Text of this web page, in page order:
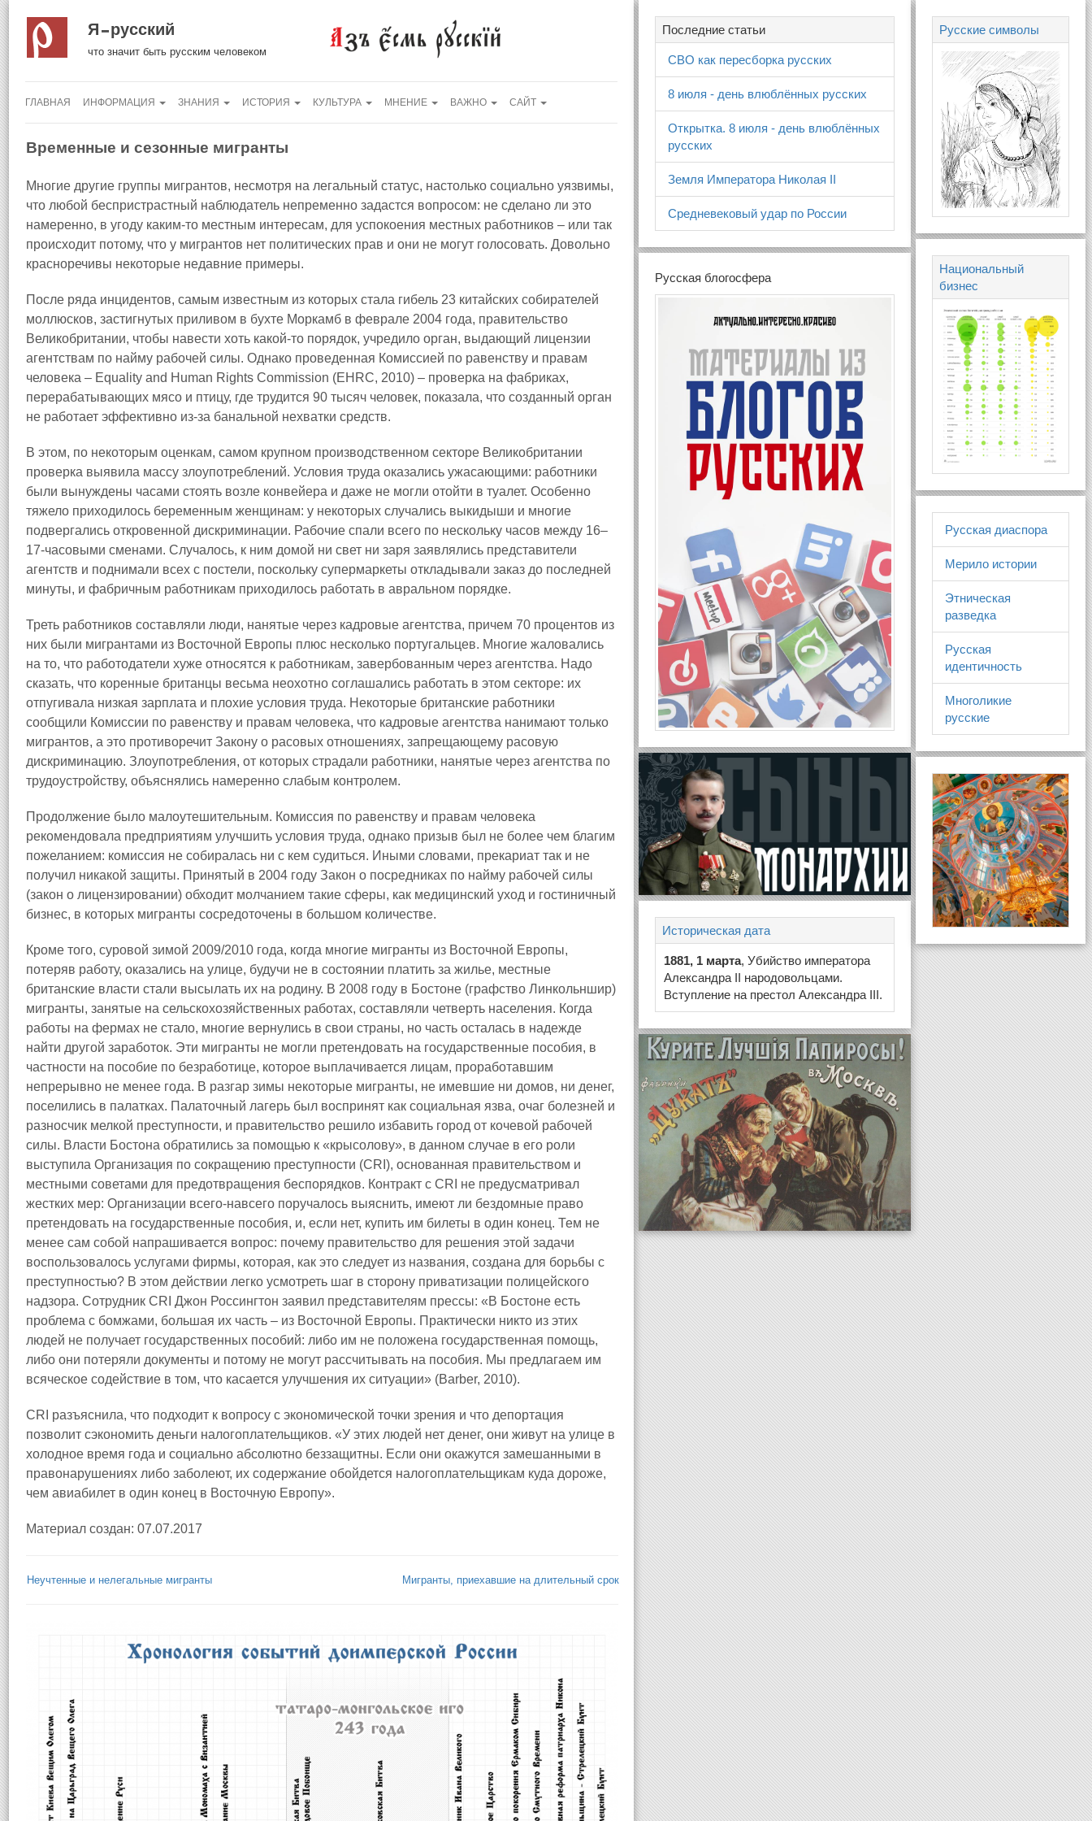
Я русский
что значит быть русским человеком
ГЛАВНАЯ ИНФОРМАЦИЯ ЗНАНИЯ ИСТОРИЯ КУЛЬТУРА МНЕНИЕ ВАЖНО САЙТ
Временные и сезонные мигранты
Многие другие группы мигрантов, несмотря на легальный статус, настолько социально уязвимы,
что любой беспристрастный наблюдатель непременно задастся вопросом: не сделано ли это
намеренно, в угоду каким‑то местным интересам, для успокоения местных работников – или так
происходит потому, что у мигрантов нет политических прав и они не могут голосовать. Довольно
красноречивы некоторые недавние примеры.
После ряда инцидентов, самым известным из которых стала гибель 23 китайских собирателей
моллюсков, застигнутых приливом в бухте Моркамб в феврале 2004 года, правительство
Великобритании, чтобы навести хоть какой‑то порядок, учредило орган, выдающий лицензии
агентствам по найму рабочей силы. Однако проведенная Комиссией по равенству и правам
человека – Equality and Human Rights Commission (EHRC, 2010) – проверка на фабриках,
перерабатывающих мясо и птицу, где трудится 90 тысяч человек, показала, что созданный орган
не работает эффективно из‑за банальной нехватки средств.
В этом, по некоторым оценкам, самом крупном производственном секторе Великобритании
проверка выявила массу злоупотреблений. Условия труда оказались ужасающими: работники
были вынуждены часами стоять возле конвейера и даже не могли отойти в туалет. Особенно
тяжело приходилось беременным женщинам: у некоторых случались выкидыши и многие
подвергались откровенной дискриминации. Рабочие спали всего по нескольку часов между 16–
17‑часовыми сменами. Случалось, к ним домой ни свет ни заря заявлялись представители
агентств и поднимали всех с постели, поскольку супермаркеты откладывали заказ до последней
минуты, и фабричным работникам приходилось работать в авральном порядке.
Треть работников составляли люди, нанятые через кадровые агентства, причем 70 процентов из
них были мигрантами из Восточной Европы плюс несколько португальцев. Многие жаловались
на то, что работодатели хуже относятся к работникам, завербованным через агентства. Надо
сказать, что коренные британцы весьма неохотно соглашались работать в этом секторе: их
отпугивала низкая зарплата и плохие условия труда. Некоторые британские работники
сообщили Комиссии по равенству и правам человека, что кадровые агентства нанимают только
мигрантов, а это противоречит Закону о расовых отношениях, запрещающему расовую
дискриминацию. Злоупотребления, от которых страдали работники, нанятые через агентства по
трудоустройству, объяснялись намеренно слабым контролем.
Продолжение было малоутешительным. Комиссия по равенству и правам человека
рекомендовала предприятиям улучшить условия труда, однако призыв был не более чем благим
пожеланием: комиссия не собиралась ни с кем судиться. Иными словами, прекариат так и не
получил никакой защиты. Принятый в 2004 году Закон о посредниках по найму рабочей силы
(закон о лицензировании) обходит молчанием такие сферы, как медицинский уход и гостиничный
бизнес, в которых мигранты сосредоточены в большом количестве.
Кроме того, суровой зимой 2009/2010 года, когда многие мигранты из Восточной Европы,
потеряв работу, оказались на улице, будучи не в состоянии платить за жилье, местные
британские власти стали высылать их на родину. В 2008 году в Бостоне (графство Линкольншир)
мигранты, занятые на сельскохозяйственных работах, составляли четверть населения. Когда
работы на фермах не стало, многие вернулись в свои страны, но часть осталась в надежде
найти другой заработок. Эти мигранты не могли претендовать на государственные пособия, в
частности на пособие по безработице, которое выплачивается лицам, проработавшим
непрерывно не менее года. В разгар зимы некоторые мигранты, не имевшие ни домов, ни денег,
поселились в палатках. Палаточный лагерь был воспринят как социальная язва, очаг болезней и
разносчик мелкой преступности, и правительство решило избавить город от кочевой рабочей
силы. Власти Бостона обратились за помощью к «крысолову», в данном случае в его роли
выступила Организация по сокращению преступности (CRI), основанная правительством и
местными советами для предотвращения беспорядков. Контракт с CRI не предусматривал
жестких мер: Организации всего‑навсего поручалось выяснить, имеют ли бездомные право
претендовать на государственные пособия, и, если нет, купить им билеты в один конец. Тем не
менее сам собой напрашивается вопрос: почему правительство для решения этой задачи
воспользовалось услугами фирмы, которая, как это следует из названия, создана для борьбы с
преступностью? В этом действии легко усмотреть шаг в сторону приватизации полицейского
надзора. Сотрудник CRI Джон Россингтон заявил представителям прессы: «В Бостоне есть
проблема с бомжами, большая их часть – из Восточной Европы. Практически никто из этих
людей не получает государственных пособий: либо им не положена государственная помощь,
либо они потеряли документы и потому не могут рассчитывать на пособия. Мы предлагаем им
всяческое содействие в том, что касается улучшения их ситуации» (Barber, 2010).
CRI разъяснила, что подходит к вопросу с экономической точки зрения и что депортация
позволит сэкономить деньги налогоплательщиков. «У этих людей нет денег, они живут на улице в
холодное время года и социально абсолютно беззащитны. Если они окажутся замешанными в
правонарушениях либо заболеют, их содержание обойдется налогоплательщикам куда дороже,
чем авиабилет в один конец в Восточную Европу».
Материал создан: 07.07.2017
Неучтенные и нелегальные мигранты Мигранты, приехавшие на длительный срок
Последние статьи
СВО как пересборка русских
8 июля - день влюблённых русских
Открытка. 8 июля - день влюблённых
русских
Земля Императора Николая II
Средневековый удар по России
Русская блогосфера
Историческая дата
1881, 1 марта, Убийство императора
Александра II народовольцами.
Вступление на престол Александра III.
Русские символы
Национальный
бизнес
Русская диаспора
Мерило истории
Этническая
разведка
Русская
идентичность
Многоликие
русские